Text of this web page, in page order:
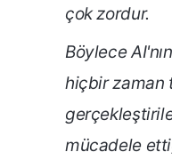
çok zordur.
Böylece
hiçbir zaman
mücadele